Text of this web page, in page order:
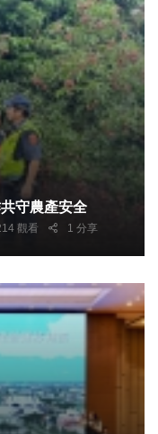
務 警民合作共守農產安全
觀看 1 分享